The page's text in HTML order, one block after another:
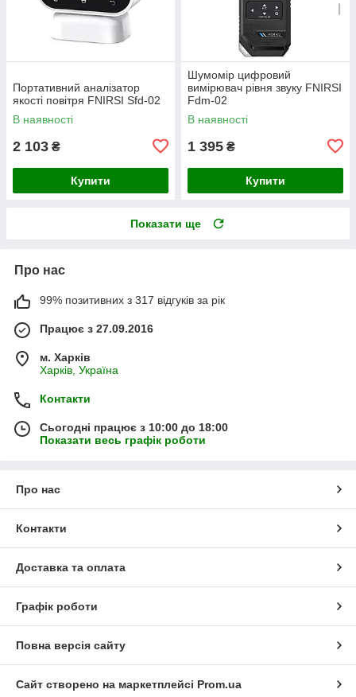
Портативний аналізатор
якості повітря FNIRSI Sfd-02
В наявності
2 103 ₴
Купити
Шумомір цифровий
вимірювач рівня звуку FNIRSI
Fdm-02
В наявності
1 395 ₴
Купити
Показати ще
Про нас
99% позитивних з 317 відгуків за рік
Працює з 27.09.2016
м. Харків
Харків, Україна
Контакти
Сьогодні працює з 10:00 до 18:00
Показати весь графік роботи
Про нас
Контакти
Доставка та оплата
Графік роботи
Повна версія сайту
Сайт створено на маркетплейсі Prom.ua